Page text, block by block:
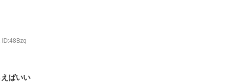
ID:48Bzq
ばいい